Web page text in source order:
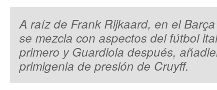
A raíz de Frank Rijkaard, en el
se mezcla con aspectos del fútbol
primero y Guardiola después,
primigenia de presión de Cruyff.